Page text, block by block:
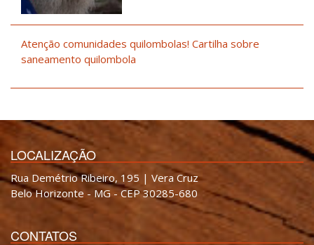
Atenção comunidades quilombolas! Cartilha sobre
saneamento quilombola
LOCALIZAÇÃO
Rua Demétrio Ribeiro, 195 | Vera Cruz
Belo Horizonte - MG - CEP 30285-680
CONTATOS